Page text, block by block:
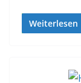
Weiterlesen